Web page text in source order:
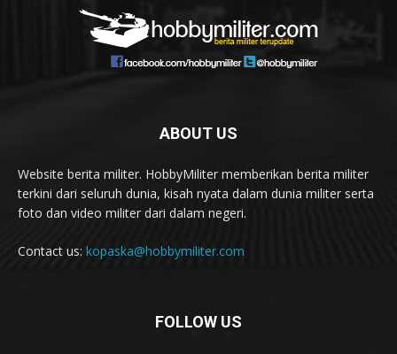
ABOUT US
Website berita militer. HobbyMiliter memberikan berita militer
terkini dari seluruh dunia, kisah nyata dalam dunia militer serta
foto dan video militer dari dalam negeri.
Contact us: kopaska@hobbymiliter.com
FOLLOW US